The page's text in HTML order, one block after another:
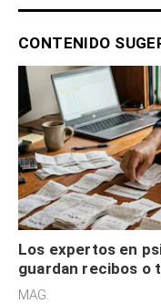
CONTENIDO
Los expertos en
guardan recibos o
son acumuladores,
MAG.